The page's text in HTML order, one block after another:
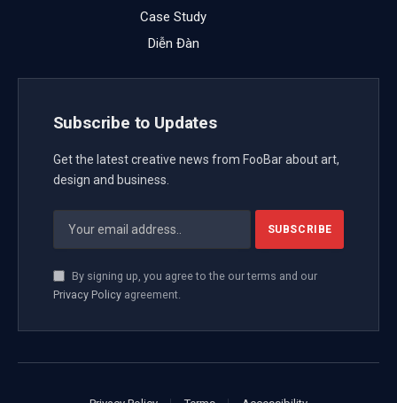
Case Study
Diễn Đàn
Subscribe to Updates
Get the latest creative news from FooBar about art,
design and business.
By signing up, you agree to the our terms and our
Privacy Policyagreement.